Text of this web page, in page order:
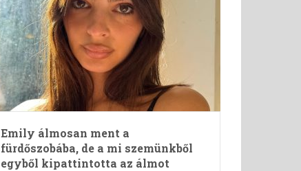
Emily álmosan ment a
fürdőszobába, de a mi szemünkből
egyből kipattintotta az álmot